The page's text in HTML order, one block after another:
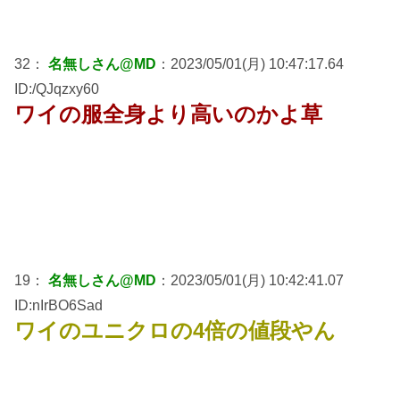
32： 名無しさん@MD ：2023/05/01(月) 10:47:17.64
ID:/QJqzxy60
ワイの服全身より高いのかよ草
19： 名無しさん@MD ：2023/05/01(月) 10:42:41.07
ID:nIrBO6Sad
ワイのユニクロの4倍の値段やん